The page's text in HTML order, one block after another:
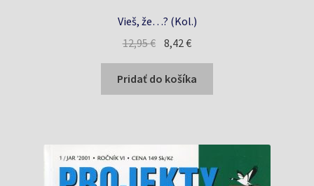
Vieš, že…? (Kol.)
12,95€ Pôvodná
cena
bola:
12,95 €.
8,42€Aktuálna
cena
je:
8,42 €.
Pridať do košíka